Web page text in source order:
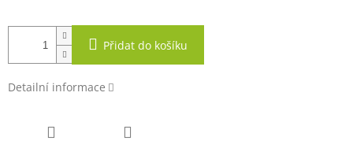
Přidat do košíku
Detailní informace